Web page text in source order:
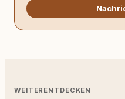
WEITERENTDECKEN